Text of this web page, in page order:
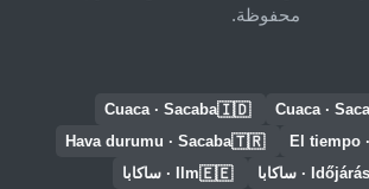
محفوظة.
Cuaca ·
🇮🇩
Cuaca · Sacaba
El tiempo
🇹🇷
Hava durumu · Sacaba
Időjárás · ساكابا 🇪🇪Ilm · ساكابا